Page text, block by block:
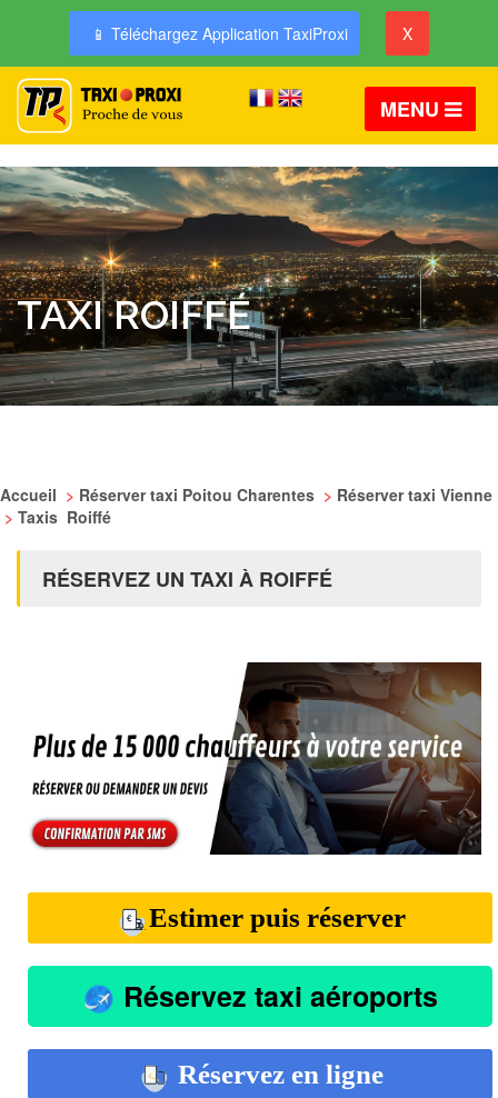
📱 Téléchargez Application TaxiProxi X
MENU
TAXI ROIFFÉ
Accueil > Réserver taxi Poitou Charentes > Réserver taxi Vienne
> Taxis Roiffé
RÉSERVEZ UN TAXI À ROIFFÉ
Estimer puis réserver
Réservez taxi aéroports
Réservez en ligne